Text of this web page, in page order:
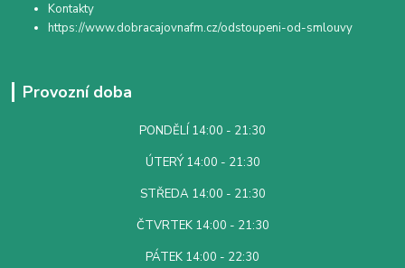
Kontakty
https://www.dobracajovnafm.cz/odstoupeni-od-smlouvy
Provozní doba
PONDĚLÍ 14:00 - 21:30
ÚTERÝ 14:00 - 21:30
STŘEDA 14:00 - 21:30
ČTVRTEK 14:00 - 21:30
PÁTEK 14:00 - 22:30